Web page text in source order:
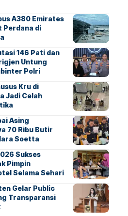
A380 Emirates
Perdana di
146 Pati dan
Untung
Polri
Kru di
Jadi Celah
Asing
70 Ribu Butir
Soetta
Sukses
Pimpin
Selama Sehari
Gelar Public
Transparansi